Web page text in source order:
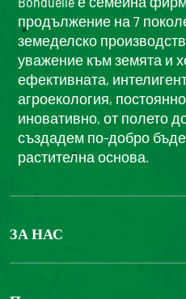
продължение на 7
земеделско
уважение към земята и
ефективната,
агроекология,
иновативно, от полето
създадем по-добро
растителна основа.
ЗА НАС
БОНДЮЕЛ ГРУП